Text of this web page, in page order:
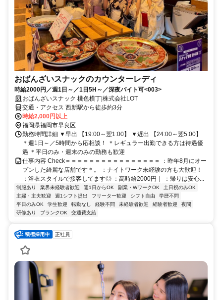
おばんざいスナックのカウンターレディ
時給2000円／週1日～／1日5H～／深夜バイト可<003>
おばんざいスナック 桃色横丁|株式会社LOT
交通・アクセス 西新駅から徒歩約3分
時給2,000円以上
福岡県福岡市早良区
勤務時間詳細 ▼早出 【19:00～翌1:00】 ▼遅出 【24:00～翌5:00】
＊週1日～／5時間から応相談！ ＊レギュラー出勤できる方は待遇優
遇 ＊平日のみ・週末のみの勤務も歓迎
仕事内容 Check＝＝＝＝＝＝＝＝＝＝＝＝＝＝＝＝ ：昨年8月にオー
プンした綺麗な店舗です＊。 ：ナイトワーク未経験の方も大歓迎！
：浴衣スタイルで接客してます◎ ：高時給2000円｜ ：帰りは安心...
制服あり 業界未経験者歓迎 週1日からOK 副業・WワークOK
土日祝のみOK
主婦・主夫歓迎
週1シフト提出 フリーター歓迎 シフト自由
学歴不問
平日のみOK
学生歓迎 転勤なし 経験不問 未経験者歓迎 経験者歓迎
夜間
研修あり
ブランクOK 交通費支給
正社員